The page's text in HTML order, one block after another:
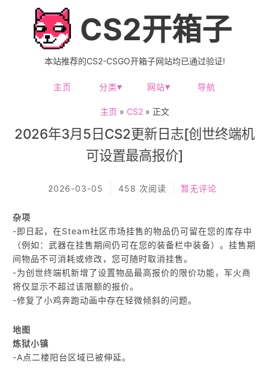
CS2开箱子
本站推荐的CS2-CSGO开箱子网站均已通过验证!
主页 分类 网站 导航
主页 » CS2» 正文
2026年3月5日CS2更新日志[创世终端机
可设置最高报价]
2026-03-05 458 次阅读 暂无评论
杂项
-即日起，在Steam社区市场挂售的物品仍可留在您的库存中
（例如：武器在挂售期间仍可在您的装备栏中装备）。挂售期
间物品不可消耗或修改，您可随时取消挂售。
-为创世终端机新增了设置物品最高报价的限价功能，军火商
将仅显示不超过该限额的报价。
-修复了小鸡奔跑动画中存在轻微倾斜的问题。
地图
炼狱小镇
-A点二楼阳台区域已被伸延。